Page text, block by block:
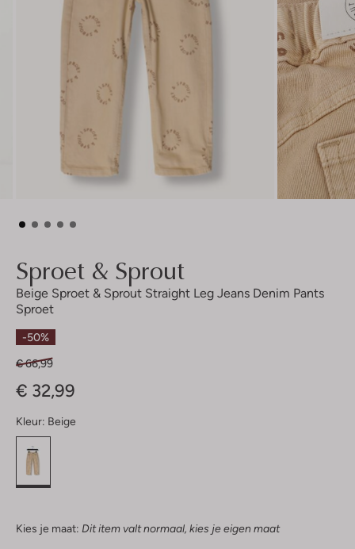
Sproet & Sprout
Beige Sproet & Sprout Straight Leg Jeans Denim Pants
Sproet
-50%
€ 66,99
€ 32,99
Kleur: Beige
Kies je maat: Dit item valt normaal, kies je eigen maat